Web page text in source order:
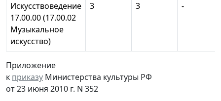
Искусствоведение
17.00.00 (17.00.02
Музыкальное
искусство)
3 3 -
Приложение
к приказу Министерства культуры РФ
от 23 июня 2010 г. N 352